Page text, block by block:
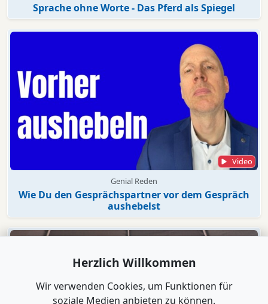
Sprache ohne Worte - Das Pferd als Spiegel
Video
Genial Reden
Wie Du den Gesprächspartner vor dem Gespräch
aushebelst
Herzlich Willkommen
Wir verwenden Cookies, um Funktionen für
soziale Medien anbieten zu können.